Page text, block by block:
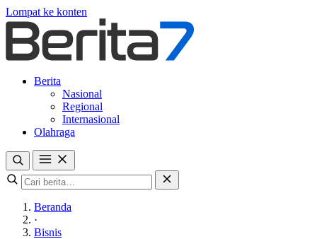
Lompat ke konten
Berita
Nasional
Regional
Internasional
Olahraga
Beranda
·
Bisnis